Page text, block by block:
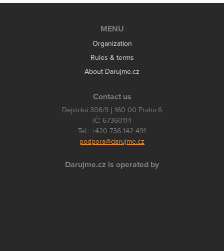
MENU
Organization
Rules & terms
About Darujme.cz
Contact us
Dejvická 306/9 | 160 00 Praha 6
IČ: 67360114
Tel.: +420 736 142 491
podpora@darujme.cz
Darujme.cz is operated by